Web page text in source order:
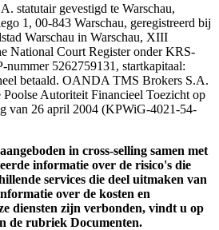
statutair gevestigd te Warschau,
1, 00-843 Warschau, geregistreerd bij
Warschau in Warschau, XIII
National Court Register onder KRS-
5262759131, startkapitaal:
betaald. OANDA TMS Brokers S.A.
Poolse Autoriteit Financieel Toezicht op
van 26 april 2004 (KPWiG-4021-54-
in cross-selling samen met
informatie over de risico's die
services die deel uitmaken van
over de kosten en
diensten zijn verbonden, vindt u op
de rubriek Documenten.